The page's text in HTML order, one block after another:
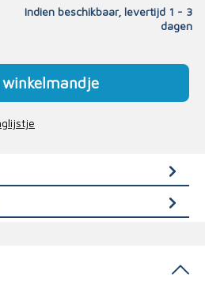
Indien beschikbaar, levertijd 1 - 3
dagen